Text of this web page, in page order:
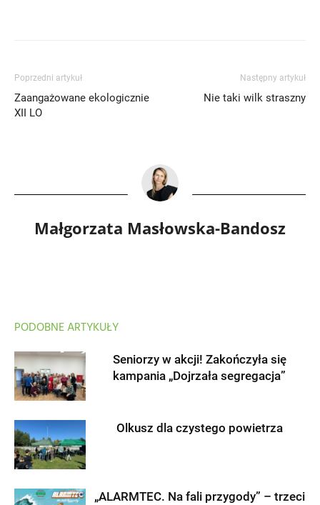
Poprzedni artykuł
Zaangażowane ekologicznie
XII LO
Następny artykuł
Nie taki wilk straszny
Małgorzata Masłowska-Bandosz
PODOBNE ARTYKUŁY
Seniorzy w akcji! Zakończyła się
kampania „Dojrzała segregacja”
Olkusz dla czystego powietrza
„ALARMTEC. Na fali przygody” – trzeci